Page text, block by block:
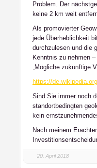
Problem. Der
keine 2 km weit
Als promovierter
jede Überheblichkeit
durchzulesen und die
Kenntnis zu nehmen
„Mögliche zukünftige
https://
Sind Sie immer noch
standortbedingten
kein
Nach meinem
20. April 2018